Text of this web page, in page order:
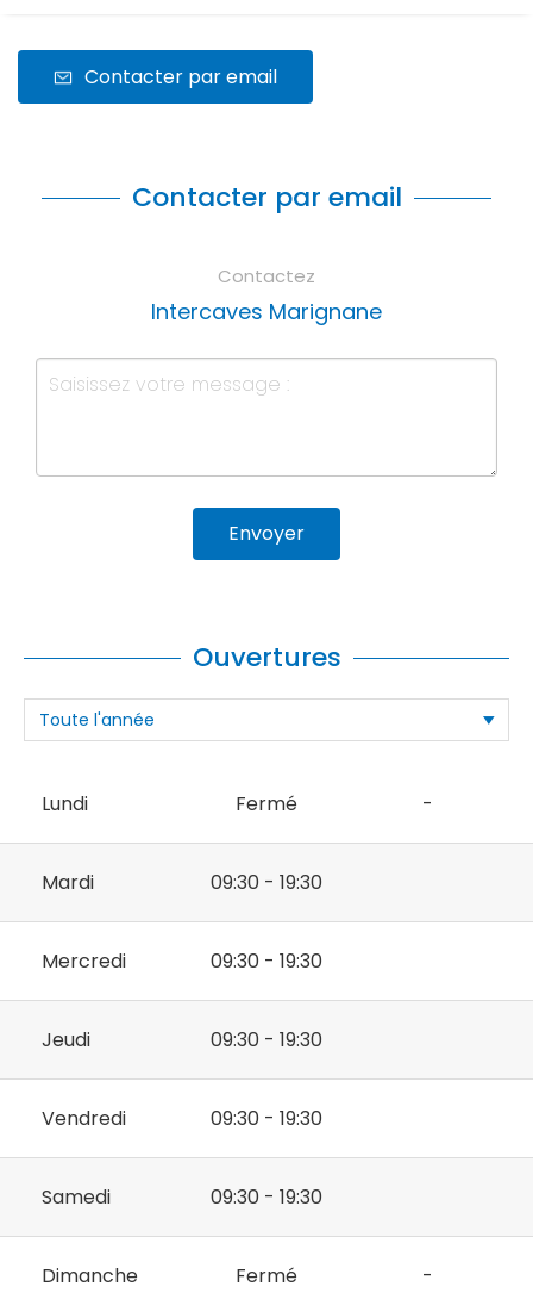
Contacter par email
Contacter par email
Contactez
Intercaves Marignane
Envoyer
Ouvertures
Lundi Fermé -
Mardi 09:30 - 19:30
Mercredi 09:30 - 19:30
Jeudi 09:30 - 19:30
Vendredi 09:30 - 19:30
Samedi 09:30 - 19:30
Dimanche Fermé -